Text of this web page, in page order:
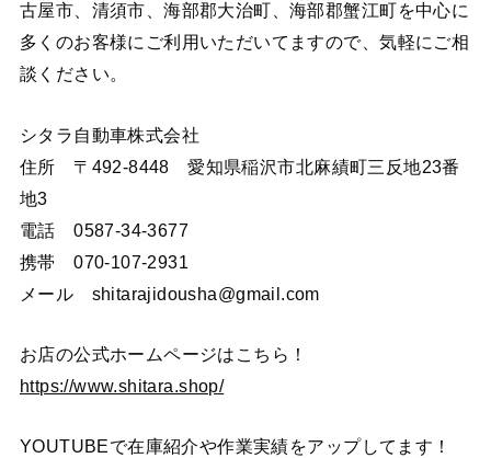
古屋市、清須市、海部郡大治町、海部郡蟹江町を中心に
多くのお客様にご利用いただいてますので、気軽にご相
談ください。
シタラ自動車株式会社
住所 〒492-8448 愛知県稲沢市北麻績町三反地23番
地3
電話 0587-34-3677
携帯 070-107-2931
メール shitarajidousha@gmail.com
お店の公式ホームページはこちら！
https://www.shitara.shop/
YOUTUBEで在庫紹介や作業実績をアップしてます！